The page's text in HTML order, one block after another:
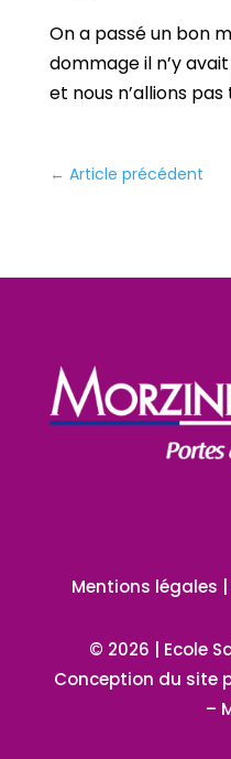
On a passé un bon
dommage il n’y
et nous n’allions
← Article précédent
Mentions légales
© 2026 | Ecole
Conception du site
–